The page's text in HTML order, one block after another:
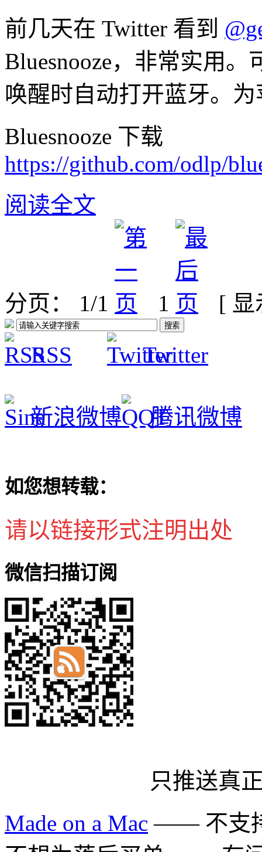
前几天在 Twitter 看到
Bluesnooze，非常实用
唤醒时自动打开蓝牙。
Bluesnooze 下载
https://github.com/odlp/
阅读全文
分页： 1/1 1 [
RSS Twitter
新浪微博 腾讯微博
如您想转载：
请以链接形式注明出处
微信扫描订阅
只推送真
Made on a Mac —— 不支